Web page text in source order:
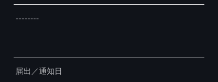
--------
届出／通知日